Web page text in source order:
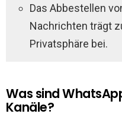
Das Abbestellen
Nachrichten trägt
Privatsphäre bei.
Was sind
Kanäle?